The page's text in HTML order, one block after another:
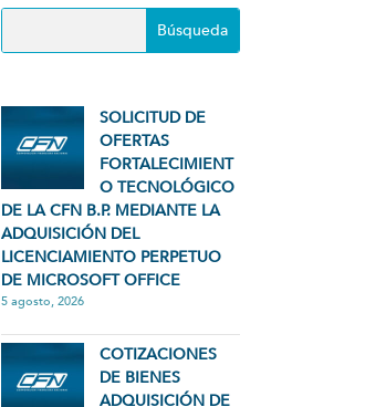
SOLICITUD DE
OFERTAS
FORTALECIMIENT
O TECNOLÓGICO
DE LA CFN B.P. MEDIANTE LA
ADQUISICIÓN DEL
LICENCIAMIENTO PERPETUO
DE MICROSOFT OFFICE
5 agosto, 2026
COTIZACIONES
DE BIENES
ADQUISICIÓN DE